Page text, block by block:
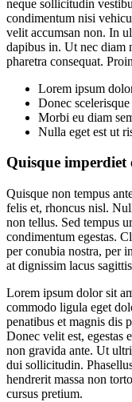
neque sollicitudin
condimentum nisi
velit accumsan non. In
dapibus in. Ut nec diam
pharetra consequat.
Lorem ipsum
Donec
Morbi eu diam
Nulla eget est ut
Quisque
Quisque non tempus
felis et, rhoncus nisl.
non tellus. Sed tempus
condimentum egestas.
per conubia nostra, per
at dignissim lacus
Lorem ipsum dolor sit
commodo ligula eget
penatibus et magnis dis
Donec velit est, egestas
non gravida ante. Ut
dui sollicitudin.
hendrerit massa non
cursus pretium.